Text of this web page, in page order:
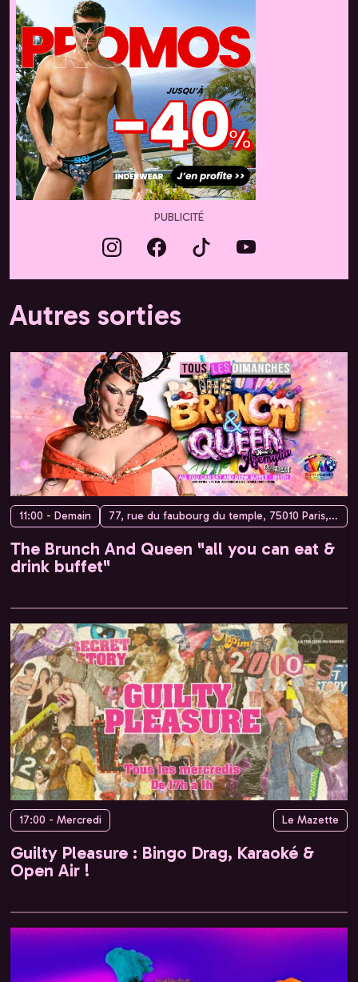
PUBLICITÉ
Autres sorties
11:00 - Demain 77, rue du faubourg du temple, 75010 Paris, France
The Brunch And Queen "all you can eat &
drink buffet"
17:00 - Mercredi Le Mazette
Guilty Pleasure : Bingo Drag, Karaoké &
Open Air !